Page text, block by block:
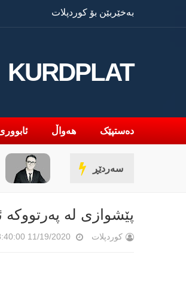
بەخێربێن بۆ کوردپلات
KURDPLAT
دەستپێک هەواڵ
سەردێڕ
پێشوازی لە پەرتووکە
کوردپلات 11/19/2020 03:40:00 ص